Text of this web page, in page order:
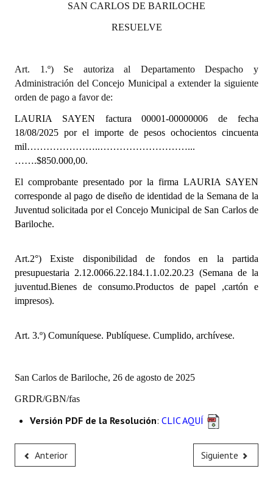
Resoluciones
Resoluciones de Presidencia
INSTITUCIONAL
Noticias Destacadas
Registros y Distinciones
Datos Históricos
Audiencias Públicas - Registro
Mujeres que Dejaron Huellas - Registro
Ciudadano Ilustre - Registro
Huéspedes de Honor - Registro
Antiguos Pobladores - Registro
Reconocimientos - Registro
Bariloche, Municipio intercultural
SAN CARLOS DE BARILOCHE
RESUELVE
Art. 1.º) Se autoriza al Departamento Despacho y
Administración del Concejo Municipal a extender la siguiente
orden de pago a favor de:
LAURIA SAYEN factura
00001-00000006 de fecha
18/08/2025 por el importe de pesos ochocientos cincuenta
mil…………………..………………………...
…….$850.000,00.
El comprobante presentado por la firma LAURIA SAYEN
corresponde al pago de diseño de identidad de la Semana de la
Juventud solicitada por el Concejo Municipal de San Carlos de
Bariloche.
Art.2°) Existe disponibilidad de fondos en la partida
presupuestaria 2.12.0066.22.184.1.1.02.20.23 (Semana de la
juventud.Bienes de consumo.Productos de papel ,cartón e
impresos).
Art. 3.º) Comuníquese. Publíquese. Cumplido, archívese.
San Carlos de Bariloche, 26 de agosto de 2025
GRDR/GBN/fas
Versión PDF de la Resolución: CLIC AQUÍ
Anterior Siguiente